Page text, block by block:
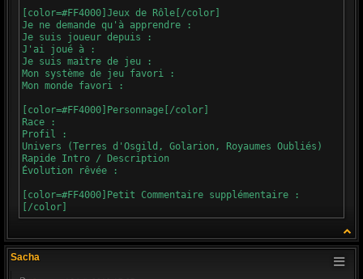
[color=#FF4000]Jeux de Rôle[/color]
Je ne demande qu'à apprendre :
Je suis joueur depuis :
J'ai joué à :
Je suis maitre de jeu :
Mon système de jeu favori :
Mon monde favori :
[color=#FF4000]Personnage[/color]
Race :
Profil :
Univers (Terres d'Osgild, Golarion, Royaumes Oubliés)
Rapide Intro / Description
Évolution rêvée :
[color=#FF4000]Petit Commentaire supplémentaire :
[/color]
Sacha